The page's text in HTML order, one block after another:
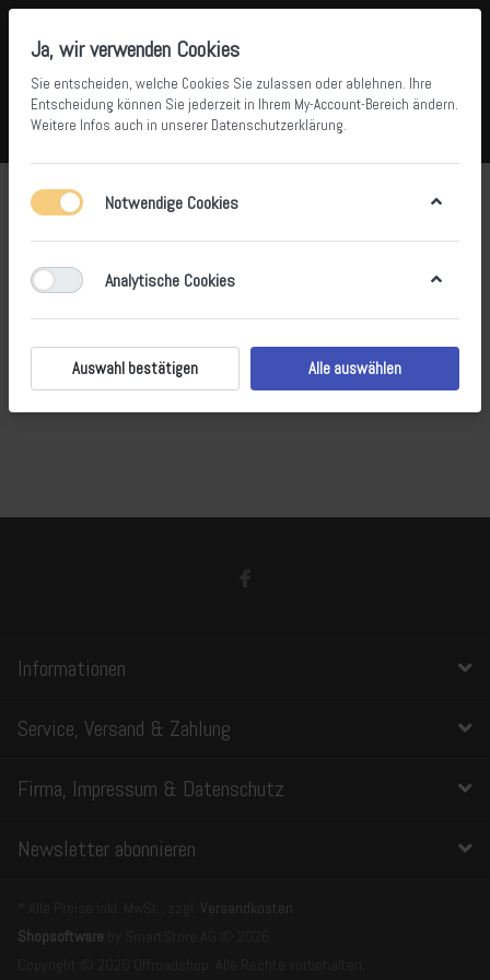
Menü Anmelden Vergleichen Wunschliste
TRS
Informationen
Service, Versand & Zahlung
Firma, Impressum & Datenschutz
Newsletter abonnieren
Versandkosten
Shopsoftware
Ja, wir verwenden Cookies
Sie entscheiden, welche Cookies Sie zulassen oder ablehnen. Ihre
Entscheidung können Sie jederzeit in Ihrem My-Account-Bereich ändern.
Weitere Infos auch in unserer Datenschutzerklärung.
Notwendige Cookies
Analytische Cookies
Auswahl bestätigen Alle auswählen